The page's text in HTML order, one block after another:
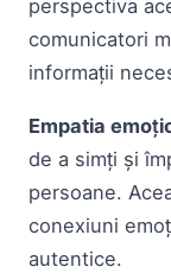
perspectiva
comunicatori
informații
Empatia
de a simți și
persoane.
conexiuni
autentice.